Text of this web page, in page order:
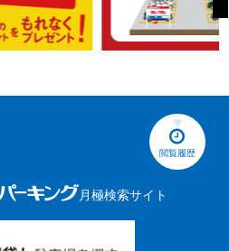
閲覧履歴
月極検索サイト